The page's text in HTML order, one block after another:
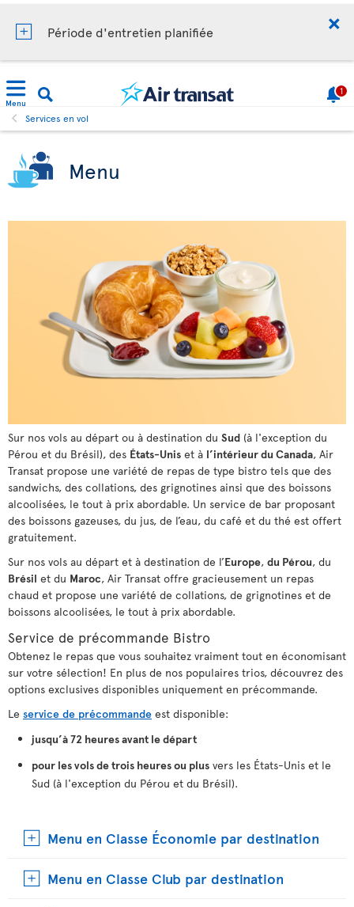
Période d'entretien planifiée
Menu
1
Services en vol
Menu
Sur nos vols au départ ou à destination du Sud (à l'exception du
Pérou et du Brésil), des États-Unis et à l’intérieur du Canada, Air
Transat propose une variété de repas de type bistro tels que des
sandwichs, des collations, des grignotines ainsi que des boissons
alcoolisées, le tout à prix abordable. Un service de bar proposant
des boissons gazeuses, du jus, de l’eau, du café et du thé est offert
gratuitement.
Sur nos vols au départ et à destination de l’Europe, du Pérou, du
Brésil et du Maroc, Air Transat offre gracieusement un repas
chaud et propose une variété de collations, de grignotines et de
boissons alcoolisées, le tout à prix abordable.
Service de précommande Bistro
Obtenez le repas que vous souhaitez vraiment tout en économisant
sur votre sélection! En plus de nos populaires trios, découvrez des
options exclusives disponibles uniquement en précommande.
Le service de précommande est disponible:
jusqu’à 72 heures avant le départ
pour les vols de trois heures ou plus vers les États-Unis et le
Sud (à l'exception du Pérou et du Brésil).
Menu en Classe Économie par destination
Menu en Classe Club par destination